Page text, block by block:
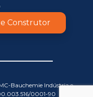
Construtor
Bauchemie Indústria e
0001-90